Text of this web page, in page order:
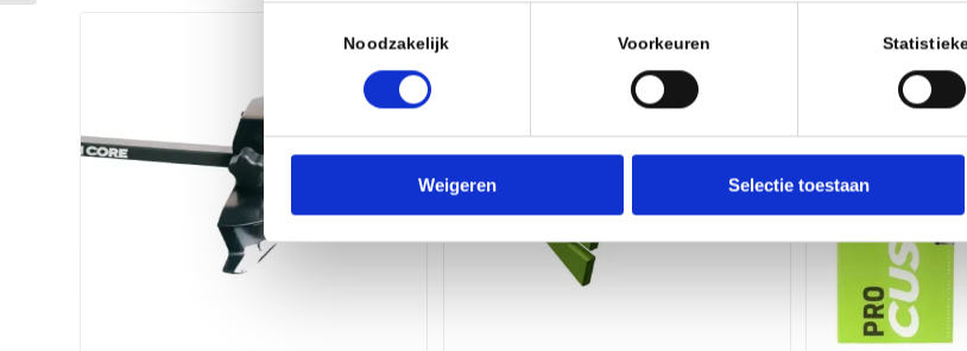
Noodzakelijk Voorkeuren
Weigeren Selectie toestaan